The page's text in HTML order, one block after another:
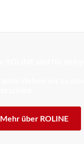
Mehr über ROLINE